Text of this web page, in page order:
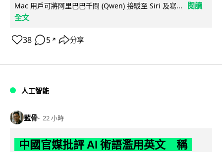
Mac 用戶可將阿里巴巴千問 (Qwen) 接駁至 Siri 及寫...
閱讀
全文
38 5 ↗ 分享
人工智能
藍骨 22 小時
中國官媒批評 AI 術語濫用英文 稱